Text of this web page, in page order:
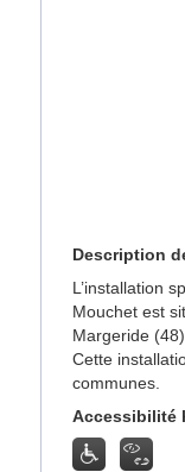
Description
L’installation
Mouchet est
Margeride (48)
Cette
communes.
Accessibilité